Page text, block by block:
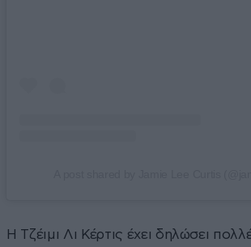
Η Tζέιμι Λι Κέρτις έχει δηλώσει